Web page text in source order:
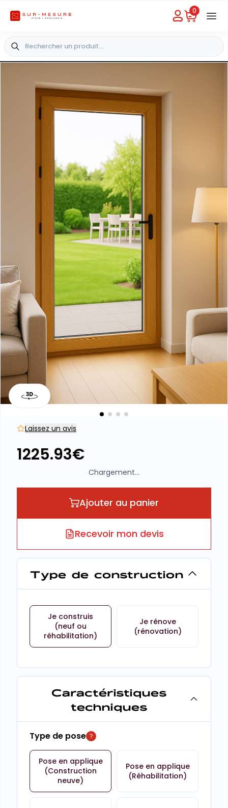
Besoin d'aide
0
Porte-fenêtre Chêne -
Prestige - 1 vantail
Finition haut de gamme
Bois noble et durable dans le temps
Laissez un avis
1225.93€
Chargement...
Ajouter au panier
Recevoir mon devis
Type de construction
Je construis
(neuf ou
réhabilitation)
Je rénove
(rénovation)
Caractéristiques
techniques
Type de pose
Pose en applique
(Construction
neuve)
Pose en applique
(Réhabilitation)